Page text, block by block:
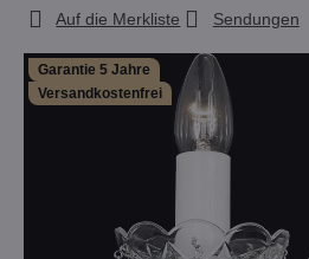
Garantie 5 Jahre
Versandkostenfrei
Auf die Merkliste Sendungen